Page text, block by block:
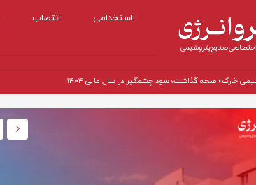
استخدامی انتصاب
خارک» صحه گذاشت؛ سود چشمگیر در سال مالی ۱۴۰۴